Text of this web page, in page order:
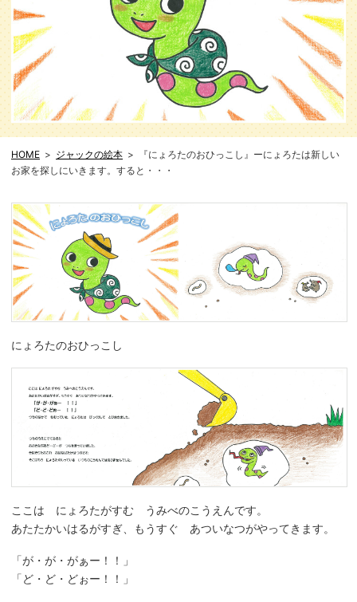
HOME ジャックの絵本
『にょろたのおひっこし』ーにょろたは新しい
お家を探しにいきます。すると・・・
にょろたのおひっこし
ここは にょろたがすむ うみべのこうえんです。
あたたかいはるがすぎ、もうすぐ あついなつがやってきます。
「が・が・がぁー！！」
「ど・ど・どぉー！！」